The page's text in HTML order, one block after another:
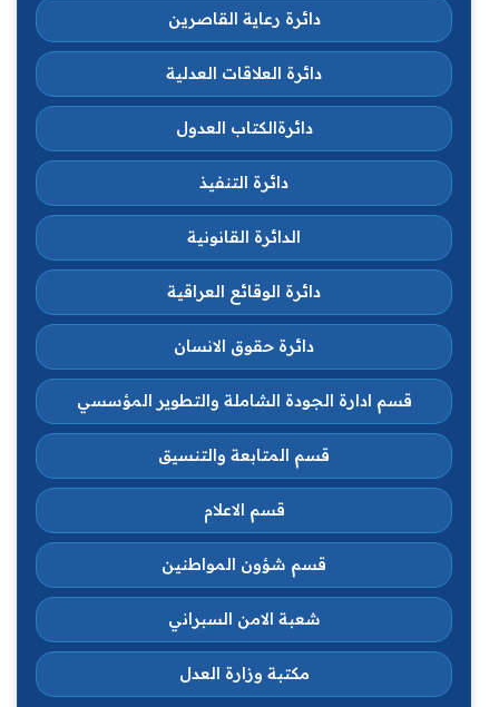
دائرة رعاية القاصرين
دائرة العلاقات العدلية
دائرةالكتاب العدول
دائرة التنفيذ
الدائرة القانونية
دائرة الوقائع العراقية
دائرة حقوق الانسان
قسم ادارة الجودة الشاملة والتطوير المؤسسي
قسم المتابعة والتنسيق
قسم الاعلام
قسم شؤون المواطنين
شعبة الامن السبراني
مكتبة وزارة العدل